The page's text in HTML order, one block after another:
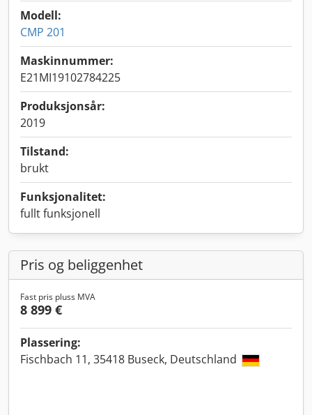
Modell:
CMP 201
Maskinnummer:
E21MI19102784225
Produksjonsår:
2019
Tilstand:
brukt
Funksjonalitet:
fullt funksjonell
Pris og beliggenhet
Fast pris pluss MVA
8 899 €
Plassering:
Fischbach 11, 35418 Buseck, Deutschland